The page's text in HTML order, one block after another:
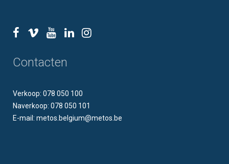
Contacten
Verkoop: 078 050 100
Naverkoop: 078 050 101
E-mail: metos.belgium@metos.be